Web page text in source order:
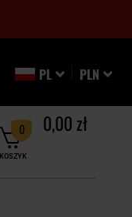
PLN
PL
KOSZYK
0 0,00 zł